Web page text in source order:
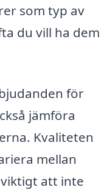
som typ av
du vill ha dem
för
jämföra
Kvaliteten
mellan
att inte